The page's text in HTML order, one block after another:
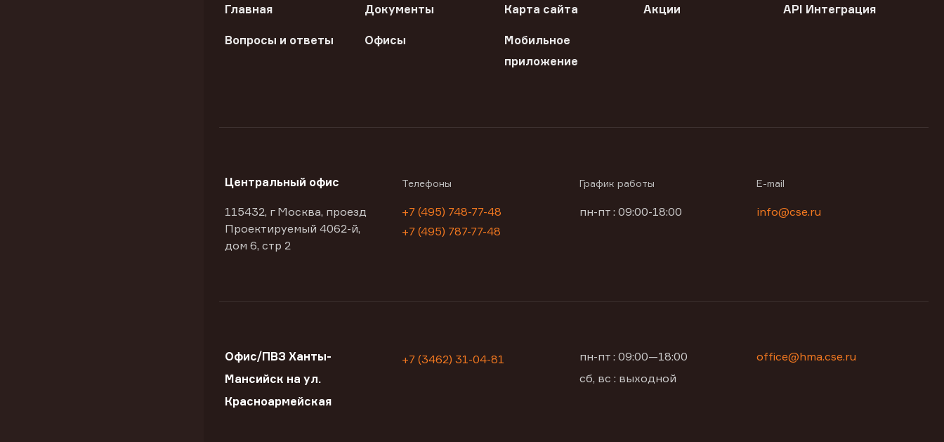
Главная Документы Карта сайта Акции API Интеграция
Вопросы и ответы Офисы
Мобильное
приложение
Центральный офис
115432, г Москва, проезд
Проектируемый 4062-й,
дом 6, стр 2
Телефоны
+7 (495) 748-77-48
+7 (495) 787-77-48
График работы
пн-пт : 09:00-18:00
E-mail
info@cse.ru
Офис/ПВЗ Ханты-
Мансийск на ул.
Красноармейская
+7 (3462) 31-04-81
пн-пт : 09:00—18:00
сб, вс : выходной
office@hma.cse.ru